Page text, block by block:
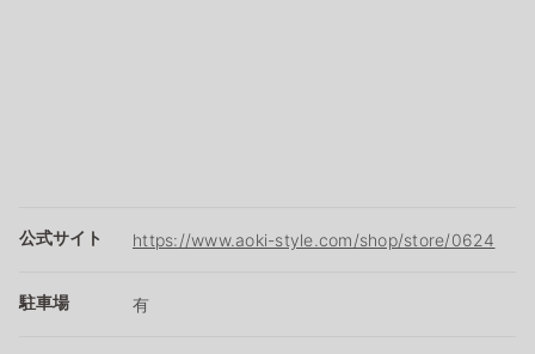
公式サイト https://www.aoki-style.com/shop/store/0624
駐車場 有